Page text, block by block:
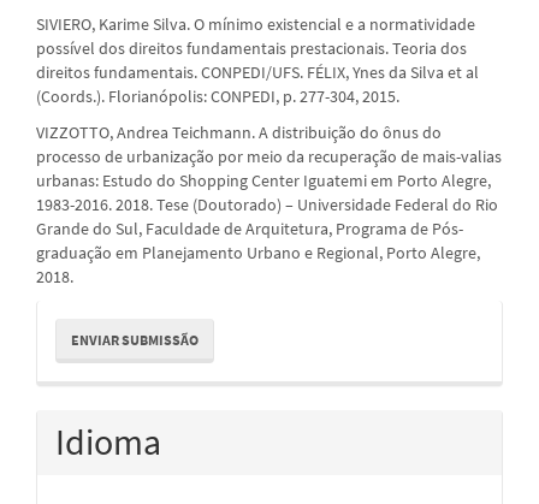
SIVIERO, Karime Silva. O mínimo existencial e a normatividade
possível dos direitos fundamentais prestacionais. Teoria dos
direitos fundamentais. CONPEDI/UFS. FÉLIX, Ynes da Silva et al
(Coords.). Florianópolis: CONPEDI, p. 277-304, 2015.
VIZZOTTO, Andrea Teichmann. A distribuição do ônus do
processo de urbanização por meio da recuperação de mais-valias
urbanas: Estudo do Shopping Center Iguatemi em Porto Alegre,
1983-2016. 2018. Tese (Doutorado) – Universidade Federal do Rio
Grande do Sul, Faculdade de Arquitetura, Programa de Pós-
graduação em Planejamento Urbano e Regional, Porto Alegre,
2018.
Enviar
Submissão
ENVIAR SUBMISSÃO
Idioma